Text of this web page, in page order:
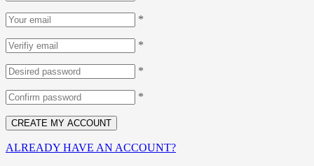
*
*
*
*
ALREADY HAVE AN ACCOUNT?